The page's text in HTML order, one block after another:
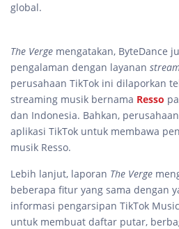
global.
The Verge mengatakan, ByteDance
pengalaman dengan layanan
perusahaan TikTok ini dilaporkan
streaming musik bernama Resso
dan Indonesia. Bahkan,
aplikasi TikTok untuk membawa
musik Resso.
Lebih lanjut, laporan The Verge
beberapa fitur yang sama dengan
informasi pengarsipan TikTok
untuk membuat daftar putar,